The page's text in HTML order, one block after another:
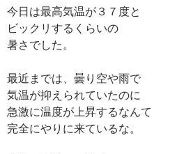
今日は最高気温が３７度と
ビックリするくらいの
暑さでした。
最近までは、曇り空や雨で
気温が抑えられていたのに
急激に温度が上昇するなんて
完全にやりに来ているな。